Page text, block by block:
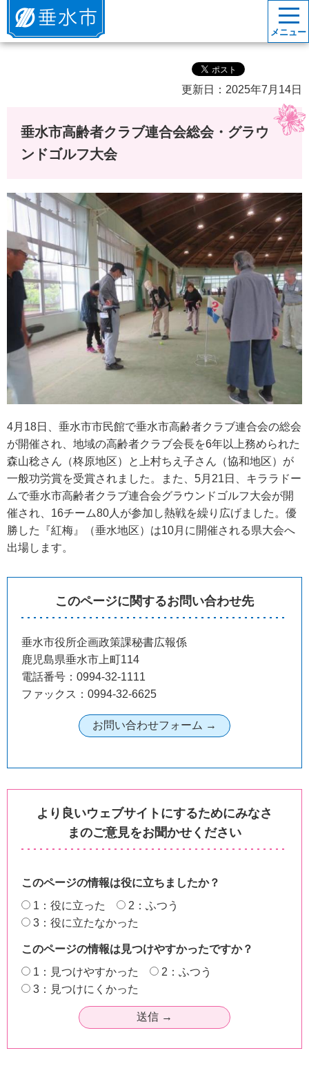
垂水市
メニュー
更新日：2025年7月14日
垂水市高齢者クラブ連合会総会・グラウ
ンドゴルフ大会
4月18日、垂水市市民館で垂水市高齢者クラブ連合会の総会
が開催され、地域の高齢者クラブ会長を6年以上務められた
森山稔さん（柊原地区）と上村ちえ子さん（協和地区）が
一般功労賞を受賞されました。また、5月21日、キララドー
ムで垂水市高齢者クラブ連合会グラウンドゴルフ大会が開
催され、16チーム80人が参加し熱戦を繰り広げました。優
勝した『紅梅』（垂水地区）は10月に開催される県大会へ
出場します。
このページに関するお問い合わせ先
垂水市役所企画政策課秘書広報係
鹿児島県垂水市上町114
電話番号：0994-32-1111
ファックス：0994-32-6625
より良いウェブサイトにするためにみなさ
まのご意見をお聞かせください
このページの情報は役に立ちましたか？
1：役に立った
2：ふつう
3：役に立たなかった
このページの情報は見つけやすかったですか？
1：見つけやすかった
2：ふつう
3：見つけにくかった